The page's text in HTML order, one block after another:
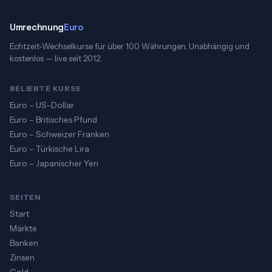
UmrechnungEuro
Echtzeit-Wechselkurse für über 100 Währungen. Unabhängig und
kostenlos — live seit 2012.
BELIEBTE KURSE
Euro – US-Dollar
Euro – Britisches Pfund
Euro – Schweizer Franken
Euro – Türkische Lira
Euro – Japanischer Yen
SEITEN
Start
Märkte
Banken
Zinsen